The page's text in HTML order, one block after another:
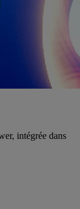
intégrée dans